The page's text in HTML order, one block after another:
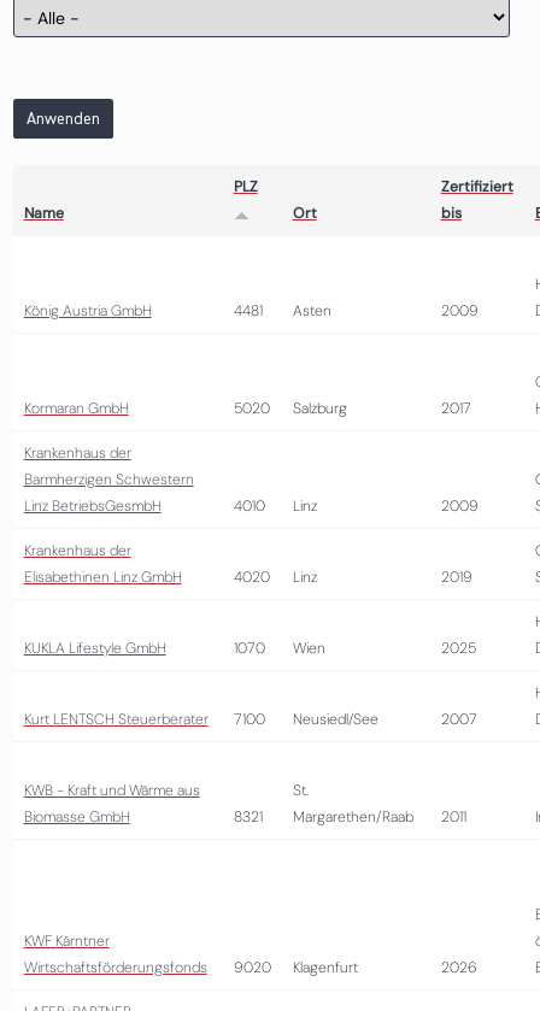
Anwenden
Name
PLZ
Ort
Zertifiziert
bis
König Austria GmbH 4481 Asten 2009
Kormaran GmbH 5020 Salzburg 2017
Krankenhaus der
Barmherzigen Schwestern
Linz BetriebsGesmbH
4010 Linz 2009
Krankenhaus der
Elisabethinen Linz GmbH
4020 Linz 2019
KUKLA Lifestyle GmbH 1070 Wien 2025
Kurt LENTSCH Steuerberater 7100 Neusiedl/See 2007
KWB - Kraft und Wärme aus
Biomasse GmbH
8321
St.
Margarethen/Raab
2011
KWF Kärntner
Wirtschaftsförderungsfonds
9020 Klagenfurt 2026